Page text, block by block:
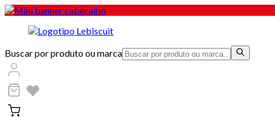
Buscar por produto ou marca